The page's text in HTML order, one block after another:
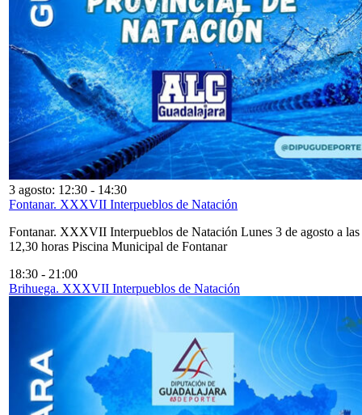
3 agosto: 12:30 - 14:30
Fontanar. XXXVII Interpueblos de Natación
Fontanar. XXXVII Interpueblos de Natación Lunes 3 de agosto a las
12,30 horas Piscina Municipal de Fontanar
18:30 - 21:00
Brihuega. XXXVII Interpueblos de Natación